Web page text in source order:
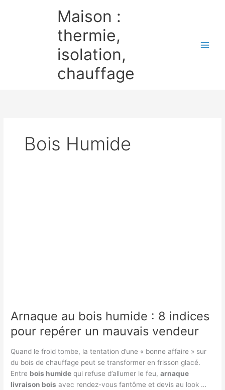
Maison :
thermie,
isolation,
chauffage
Bois Humide
Arnaque au bois humide : 8 indices
pour repérer un mauvais vendeur
Quand le froid tombe, la tentation d’une « bonne affaire » sur
du bois de chauffage peut se transformer en frisson glacé.
Entre bois humide qui refuse d’allumer le feu,arnaque
livraison bois avec rendez-vous fantôme et devis au look …